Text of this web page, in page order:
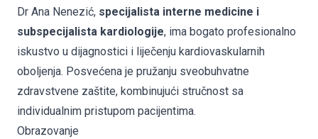
Blog
Kontakt
ME EN
Dr Ana Nenezić, specijalista interne medicine i
subspecijalista kardiologije, ima bogato profesionalno
iskustvo u dijagnostici i liječenju kardiovaskularnih
oboljenja. Posvećena je pružanju sveobuhvatne
zdravstvene zaštite, kombinujući stručnost sa
individualnim pristupom pacijentima.
Obrazovanje